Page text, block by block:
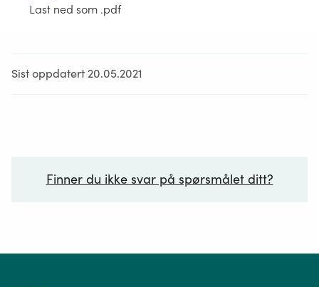
Last ned som .pdf
Sist oppdatert 20.05.2021
Finner du ikke svar på spørsmålet ditt?